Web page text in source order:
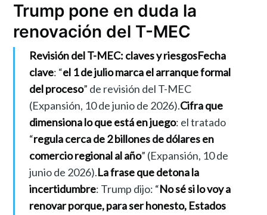
Trump pone en duda la
renovación del T-MEC
Revisión del T-MEC: claves y riesgosFecha
clave: “el 1 de julio marca el arranque formal
del proceso” de revisión del T-MEC
(Expansión, 10 de junio de 2026).Cifra que
dimensiona lo que está en juego: el tratado
“regula cerca de 2 billones de dólares en
comercio regional al año” (Expansión, 10 de
junio de 2026).La frase que detona la
incertidumbre: Trump dijo: “No sé si lo voy a
renovar porque, para ser honesto, Estados